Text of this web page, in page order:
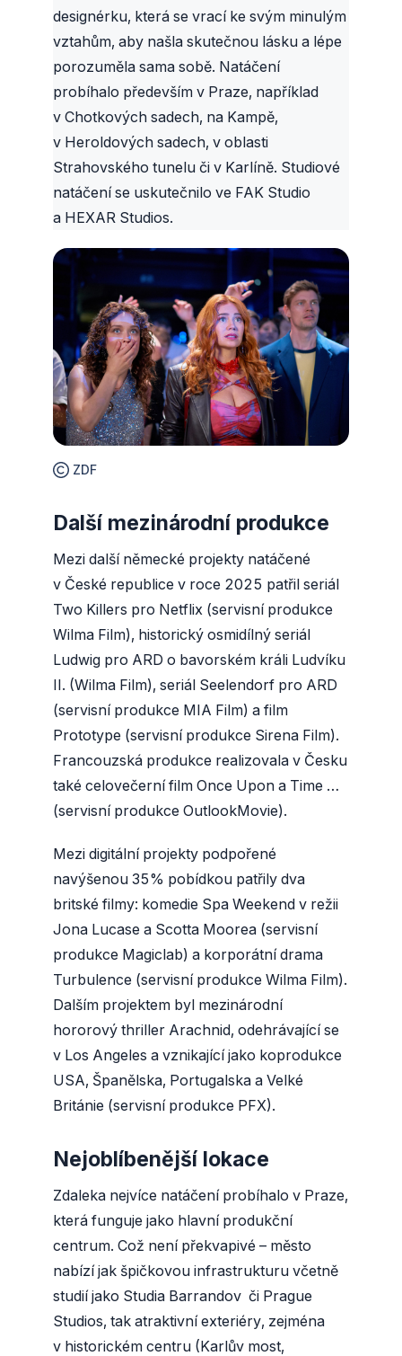
designérku, která se vrací ke svým minulým
vztahům, aby našla skutečnou lásku a lépe
porozuměla sama sobě. Natáčení
probíhalo především v Praze, například
v Chotkových sadech, na Kampě,
v Heroldových sadech, v oblasti
Strahovského tunelu či v Karlíně. Studiové
natáčení se uskutečnilo ve FAK Studio
a HEXAR Studios.
ZDF
Další mezinárodní produkce
Mezi další německé projekty natáčené
v České republice v roce 2025 patřil seriál
Two Killers pro Netflix (servisní produkce
Wilma Film), historický osmidílný seriál
Ludwig pro ARD o bavorském králi Ludvíku
II. (Wilma Film), seriál Seelendorf pro ARD
(servisní produkce MIA Film) a film
Prototype (servisní produkce Sirena Film).
Francouzská produkce realizovala v Česku
také celovečerní film Once Upon a Time …
(servisní produkce OutlookMovie).
Mezi digitální projekty podpořené
navýšenou 35% pobídkou patřily dva
britské filmy: komedie Spa Weekend v režii
Jona Lucase a Scotta Moorea (servisní
produkce Magiclab) a korporátní drama
Turbulence (servisní produkce Wilma Film).
Dalším projektem byl mezinárodní
hororový thriller Arachnid, odehrávající se
v Los Angeles a vznikající jako koprodukce
USA, Španělska, Portugalska a Velké
Británie (servisní produkce PFX).
Nejoblíbenější lokace
Zdaleka nejvíce natáčení probíhalo v Praze,
která funguje jako hlavní produkční
centrum. Což není překvapivé – město
nabízí jak špičkovou infrastrukturu včetně
studií jako Studia Barrandov či Prague
Studios, tak atraktivní exteriéry, zejména
v historickém centru (Karlův most,